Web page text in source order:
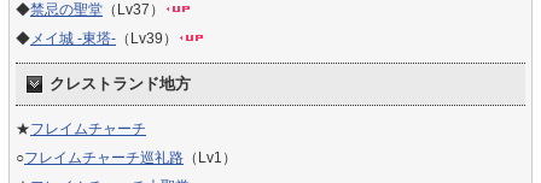
◆禁忌の聖堂 （Lv37）
◆メイ城 -東塔- （Lv39）
クレストランド地方
★フレイムチャーチ
○フレイムチャーチ巡礼路 （Lv1）